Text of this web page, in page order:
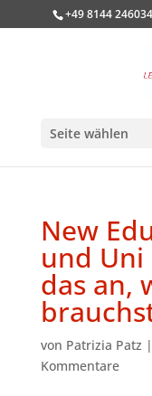
+49 8144
Seite wählen
New
und
das an,
von Patrizia Patz |
Kommentare